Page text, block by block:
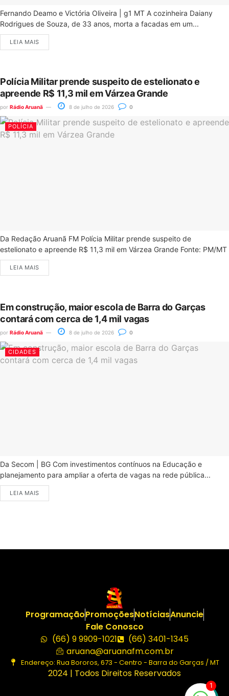
Fernando Deamo e Victória Oliveira | g1 MT A cozinheira Daiany
Rodrigues de Souza, de 33 anos, morta a facadas em um...
LEIA MAIS
Polícia Militar prende suspeito de estelionato e
apreende R$ 11,3 mil em Várzea Grande
por Rádio Aruanã 8 de julho de 2026 0
POLÍCIA
Da Redação Aruanã FM Polícia Militar prende suspeito de
estelionato e apreende R$ 11,3 mil em Várzea Grande Fonte: PM/MT
LEIA MAIS
Em construção, maior escola de Barra do Garças
contará com cerca de 1,4 mil vagas
por Rádio Aruanã 8 de julho de 2026 0
CIDADES
Da Secom | BG Com investimentos contínuos na Educação e
planejamento para ampliar a oferta de vagas na rede pública...
LEIA MAIS
ProgramaçãoPromoçõesNotíciasAnuncie
Fale Conosco
(66) 9 9909-1021
(66) 3401-1345
aruana@aruanafm.com.br
Endereço: Rua Bororos, 673 - Centro - Barra do Garças / MT
2024 | Todos Direitos Reservados
1